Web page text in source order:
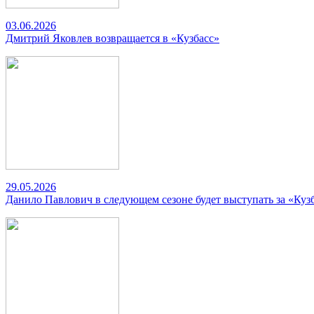
03.06.2026
Дмитрий Яковлев возвращается в «Кузбасс»
29.05.2026
Данило Павлович в следующем сезоне будет выступать за